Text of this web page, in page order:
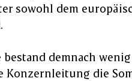
sowohl dem
demnach
Konzernleitung die